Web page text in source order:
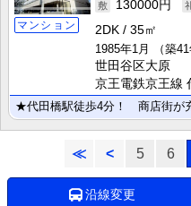
マンション
130000円
2DK
35㎡
1985年1月
（築41
世田谷区大原
京王電鉄京王線
≪ < 5 6
沿線変更